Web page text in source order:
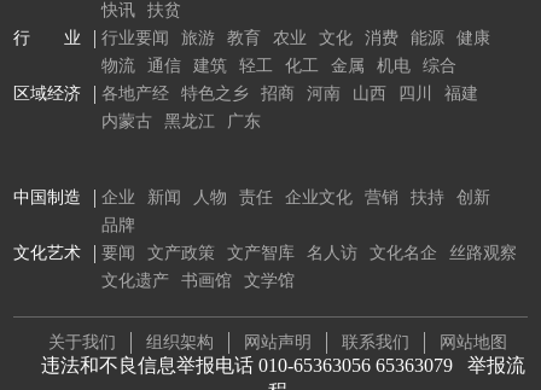
快讯
扶贫
行 业
行业要闻 旅游 教育 农业 文化 消费 能源
健康
物流
通信 建筑 轻工 化工 金属 机电
综合
区域经济
各地产经 特色之乡 招商 河南 山西 四川
福建
内蒙古
黑龙江 广东
中国制造 企业 新闻 人物 责任 企业文化 营销 扶持
创新
品牌
文化艺术
要闻 文产政策 文产智库 名人访 文化名企
丝路观察
文化遗产
书画馆 文学馆
关于我们 组织架构 网站声明 联系我们 网站地图
违法和不良信息举报电话 010-65363056 65363079 举报流